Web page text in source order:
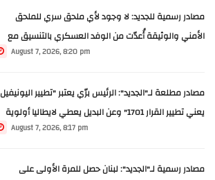
مصادر رسمية للجديد: لا وجود لأي ملحق سري للملحق
الأمني والوثيقة أُعدّت من الوفد العسكري بالتنسيق مع
August 7, 2026, 8:20 pm
مصادر مطلعة لـ"الجديد": الرئيس برّي يعتبر "تطيير اليونيفيل
يعني تطيير القرار 1701" وعن البديل يعطي لايطاليا أولوية
August 7, 2026, 8:17 pm
مصادر رسمية لـ"الجديد": لبنان حصل للمرة الأولى على